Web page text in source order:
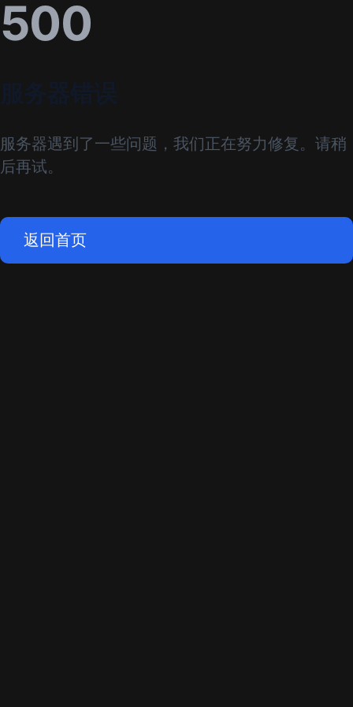
500
服务器遇到了一些问题，我们正在努力修复。请稍
后再试。
返回首页